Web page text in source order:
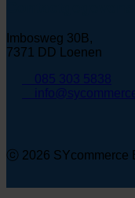
Imbosweg 30B,
7371 DD Loenen
085 303 5838
ⓒ 2026 SYcommerce